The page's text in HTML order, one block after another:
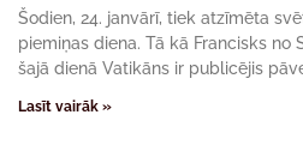
Šodien, 24. janvārī, tiek atzīmēta
piemiņas diena. Tā kā Francisks no
šajā dienā Vatikāns ir publicējis
Lasīt vairāk »